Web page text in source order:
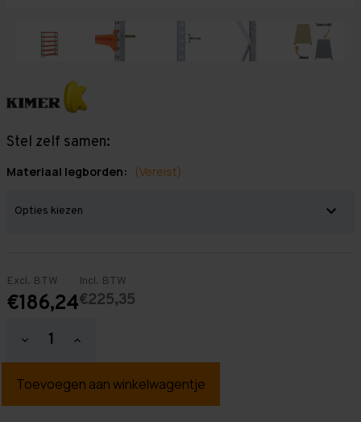
Stel zelf samen:
Materiaal legborden: (Vereist)
Excl. BTW
€186,24
Incl. BTW
€225,35
Hoeveelheid
verlagen
Grootvakstelling
mm
Hoeveelheid
verhogen
Grootvakstelling
mm